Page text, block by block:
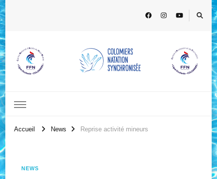
Accueil News Reprise activité mineurs
NEWS